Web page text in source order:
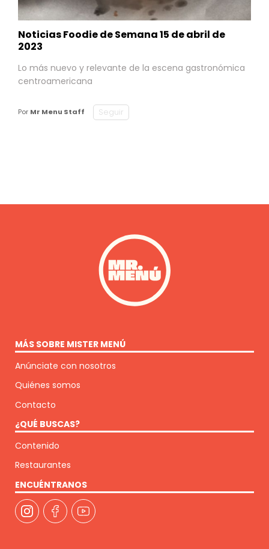
Noticias Foodie de Semana 15 de abril de
2023
Lo más nuevo y relevante de la escena gastronómica
centroamericana
Por Mr Menu Staff Seguir
MÁS SOBRE MISTER MENÚ
Anúnciate con nosotros
Quiénes somos
Contacto
¿QUÉ BUSCAS?
Contenido
Restaurantes
ENCUÉNTRANOS